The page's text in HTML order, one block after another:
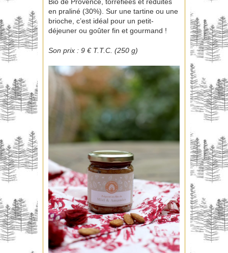
en praliné (30%). Sur une tartine ou une
brioche, c’est idéal pour un petit-
déjeuner ou goûter fin et gourmand !
Son prix : 9 € T.T.C. (250 g)